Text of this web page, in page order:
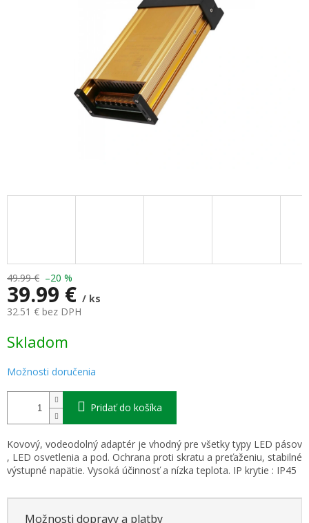
49.99 € –20 %
39.99 € / ks
32.51 € bez DPH
cena:
Skladom
Možnosti doručenia
Pridať do košíka
Kovový, vodeodolný adaptér je vhodný pre všetky typy LED pásov
, LED osvetlenia a pod. Ochrana proti skratu a preťaženiu, stabilné
výstupné napätie. Vysoká účinnosť a nízka teplota. IP krytie : IP45
Možnosti dopravy a platby